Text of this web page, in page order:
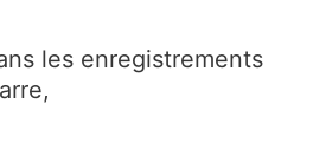
les enregistrements